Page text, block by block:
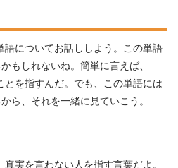
語についてお話ししよう。この単語
もしれないね。簡単に言えば、
とを指すんだ。でも、この単語には
ら、それを一緒に見ていこう。
真実を言わない人を指す言葉だよ。